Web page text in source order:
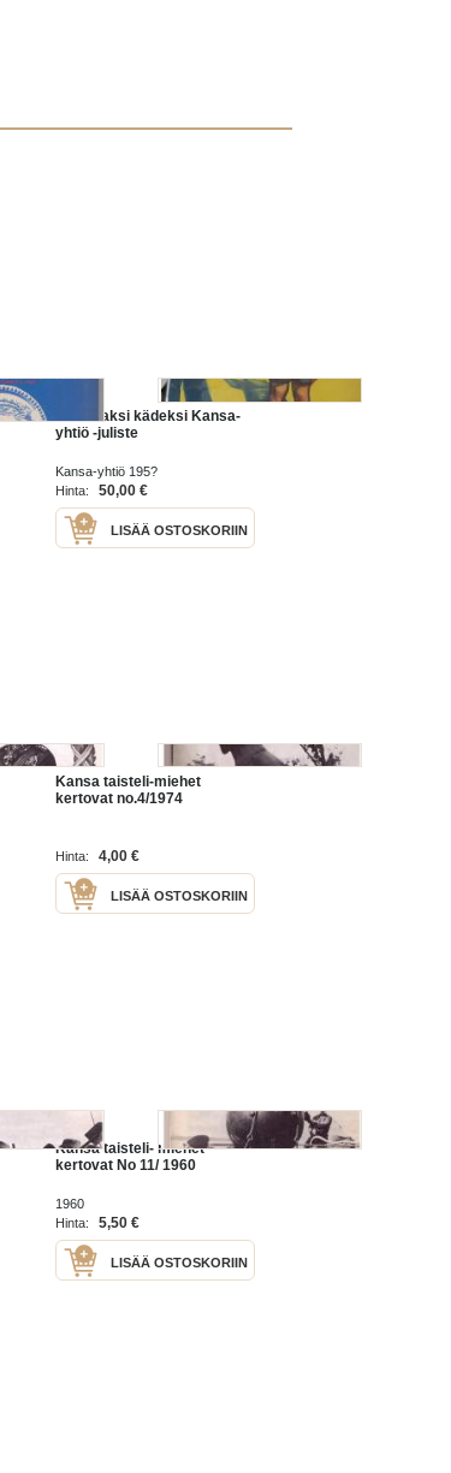
Auttavaksi kädeksi Kansa-
yhtiö -juliste
Kansa-yhtiö 195?
Hinta:
50,00 €
LISÄÄ OSTOSKORIIN
Kansa taisteli-miehet
kertovat no.4/1974
Hinta: 4,00 €
LISÄÄ OSTOSKORIIN
Kansa taisteli- miehet
kertovat No 11/ 1960
1960
Hinta:
5,50 €
LISÄÄ OSTOSKORIIN